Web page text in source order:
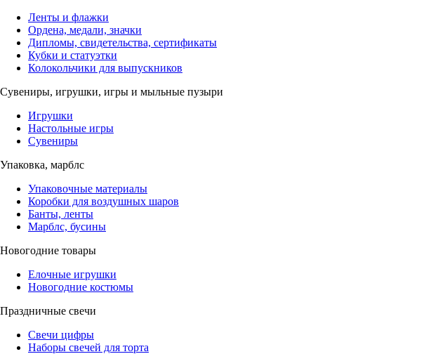
Ленты и флажки
Ордена, медали, значки
Дипломы, свидетельства, сертификаты
Кубки и статуэтки
Колокольчики для выпускников
Сувениры, игрушки, игры и мыльные пузыри
Игрушки
Настольные игры
Сувениры
Упаковка, марблс
Упаковочные материалы
Коробки для воздушных шаров
Банты, ленты
Марблс, бусины
Новогодние товары
Елочные игрушки
Новогодние костюмы
Праздничные свечи
Свечи цифры
Наборы свечей для торта